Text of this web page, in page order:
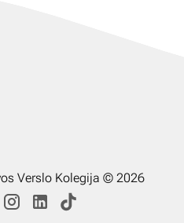
Verslo Kolegija © 2026